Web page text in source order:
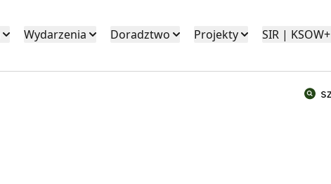
Wydarzenia Doradztwo Projekty SIR | KSOW+